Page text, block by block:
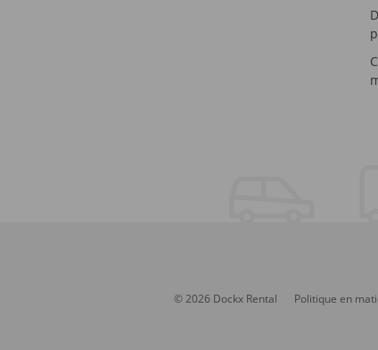
© 2026 Dockx Rental Politique en